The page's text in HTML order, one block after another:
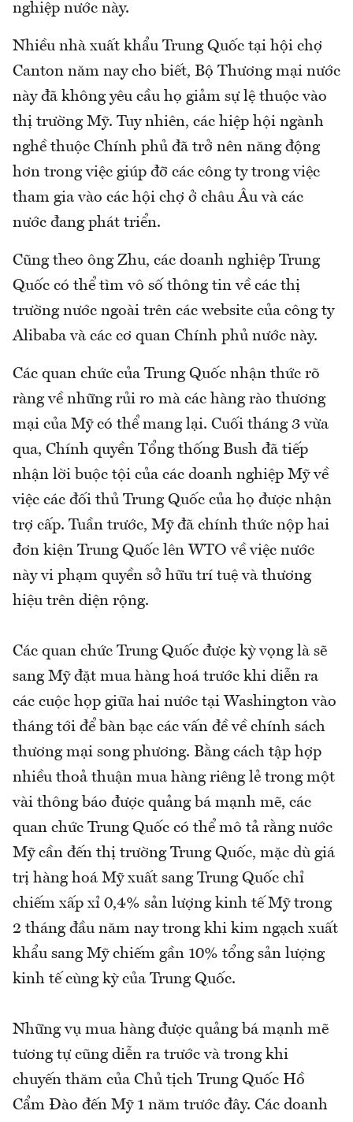
nghiệp nước này.
Nhiều nhà xuất khẩu Trung Quốc tại hội chợ
Canton năm nay cho biết, Bộ Thương mại nước
này đã không yêu cầu họ giảm sự lệ thuộc vào
thị trường Mỹ. Tuy nhiên, các hiệp hội ngành
nghề thuộc Chính phủ đã trở nên năng động
hơn trong việc giúp đỡ các công ty trong việc
tham gia vào các hội chợ ở châu Âu và các
nước đang phát triển.
Cũng theo ông Zhu, các doanh nghiệp Trung
Quốc có thể tìm vô số thông tin về các thị
trường nước ngoài trên các website của công ty
Alibaba và các cơ quan Chính phủ nước này.
Các quan chức của Trung Quốc nhận thức rõ
ràng về những rủi ro mà các hàng rào thương
mại của Mỹ có thể mang lại. Cuối tháng 3 vừa
qua, Chính quyền Tổng thống Bush đã tiếp
nhận lời buộc tội của các doanh nghiệp Mỹ về
việc các đối thủ Trung Quốc của họ được nhận
trợ cấp. Tuần trước, Mỹ đã chính thức nộp hai
đơn kiện Trung Quốc lên WTO về việc nước
này vi phạm quyền sở hữu trí tuệ và thương
hiệu trên diện rộng.
Các quan chức Trung Quốc được kỳ vọng là sẽ
sang Mỹ đặt mua hàng hoá trước khi diễn ra
các cuộc họp giữa hai nước tại Washington vào
tháng tới để bàn bạc các vấn đề về chính sách
thương mại song phương. Bằng cách tập hợp
nhiều thoả thuận mua hàng riêng lẻ trong một
vài thông báo được quảng bá mạnh mẽ, các
quan chức Trung Quốc có thể mô tả rằng nước
Mỹ cần đến thị trường Trung Quốc, mặc dù giá
trị hàng hoá Mỹ xuất sang Trung Quốc chỉ
chiếm xấp xỉ 0,4% sản lượng kinh tế Mỹ trong
2 tháng đầu năm nay trong khi kim ngạch xuất
khẩu sang Mỹ chiếm gần 10% tổng sản lượng
kinh tế cùng kỳ của Trung Quốc.
Những vụ mua hàng được quảng bá mạnh mẽ
tương tự cũng diễn ra trước và trong khi
chuyến thăm của Chủ tịch Trung Quốc Hồ
Cẩm Đào đến Mỹ 1 năm trước đây. Các doanh